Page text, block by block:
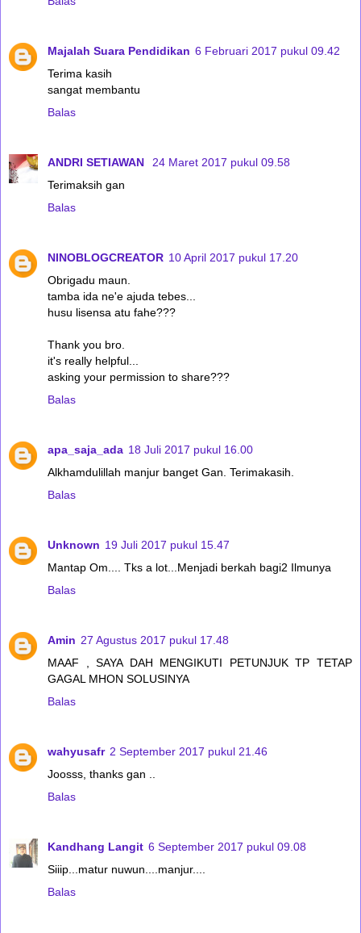
Majalah Suara Pendidikan 6 Februari 2017 pukul 09.42
Terima kasih
sangat membantu
Balas
ANDRI SETIAWAN
24 Maret 2017 pukul 09.58
Terimaksih gan
Balas
NINOBLOGCREATOR 10 April 2017 pukul 17.20
Obrigadu maun.
tamba ida ne'e ajuda tebes...
husu lisensa atu fahe???
Thank you bro.
it's really helpful...
asking your permission to share???
Balas
apa_saja_ada 18 Juli 2017 pukul 16.00
Alkhamdulillah manjur banget Gan. Terimakasih.
Balas
Unknown 19 Juli 2017 pukul 15.47
Mantap Om.... Tks a lot...Menjadi berkah bagi2 Ilmunya
Balas
Amin 27 Agustus 2017 pukul 17.48
MAAF , SAYA DAH MENGIKUTI PETUNJUK TP TETAP
GAGAL MHON SOLUSINYA
Balas
wahyusafr 2 September 2017 pukul 21.46
Joosss, thanks gan ..
Balas
Kandhang Langit 6 September 2017 pukul 09.08
Siiip...matur nuwun....manjur....
Balas